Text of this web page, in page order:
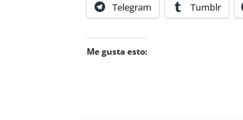
Telegram Tumblr
Me gusta esto: